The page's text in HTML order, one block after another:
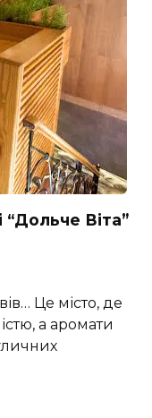
“Дольче Віта”
Це місто, де
а аромати